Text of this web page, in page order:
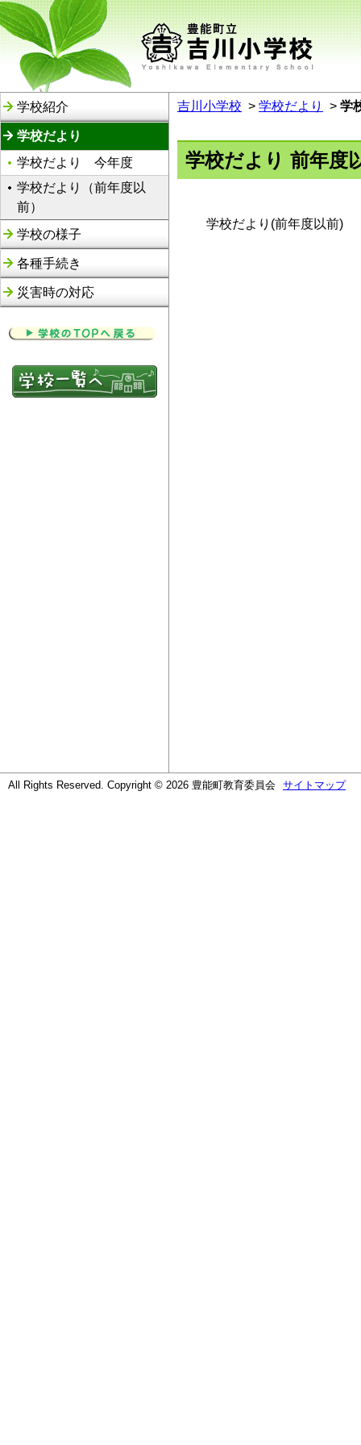
学校紹介
学校だより
学校だより 今年度
学校だより（前年度以
前）
学校の様子
各種手続き
災害時の対応
吉川小学校 > 学校だより > 学
学校だより 前年度
学校だより(前年度以前)
All Rights Reserved. Copyright © 2026 豊能町教育委員会 サイトマップ